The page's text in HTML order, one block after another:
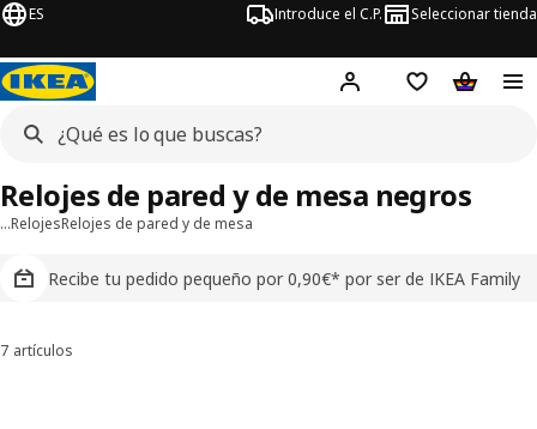
ES Introduce el C.P. Seleccionar tienda
Hej! Iniciar sesión
Lista de deseos
Carrito
…RelojesRelojes de pared y de mesa
Recibe tu pedido pequeño por 0,90€* por ser de IKEA Family
Relojes de pared y de mesa negros
Ordenar y filtrar
7 artículos